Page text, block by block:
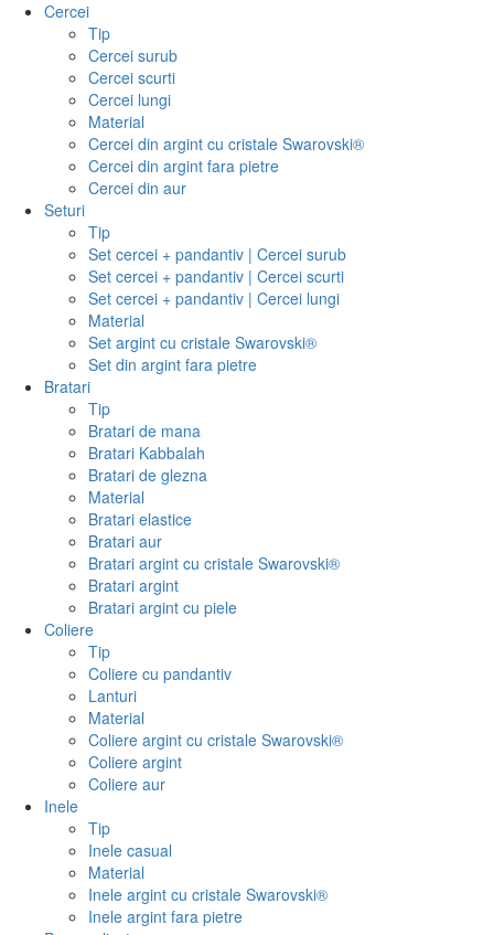
Cercei
Tip
Cercei surub
Cercei scurti
Cercei lungi
Material
Cercei din argint cu cristale Swarovski®
Cercei din argint fara pietre
Cercei din aur
Seturi
Tip
Set cercei + pandantiv | Cercei surub
Set cercei + pandantiv | Cercei scurti
Set cercei + pandantiv | Cercei lungi
Material
Set argint cu cristale Swarovski®
Set din argint fara pietre
Bratari
Tip
Bratari de mana
Bratari Kabbalah
Bratari de glezna
Material
Bratari elastice
Bratari aur
Bratari argint cu cristale Swarovski®
Bratari argint
Bratari argint cu piele
Coliere
Tip
Coliere cu pandantiv
Lanturi
Material
Coliere argint cu cristale Swarovski®
Coliere argint
Coliere aur
Inele
Tip
Inele casual
Material
Inele argint cu cristale Swarovski®
Inele argint fara pietre